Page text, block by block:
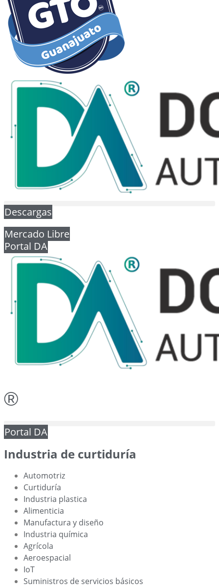
Descargas
Mercado Libre
Portal DA
®
Portal DA
Industria de curtiduría
Automotriz
Curtiduría
Industria plastica
Alimenticia
Manufactura y diseño
Industria química
Agrícola
Aeroespacial
IoT
Suministros de servicios básicos